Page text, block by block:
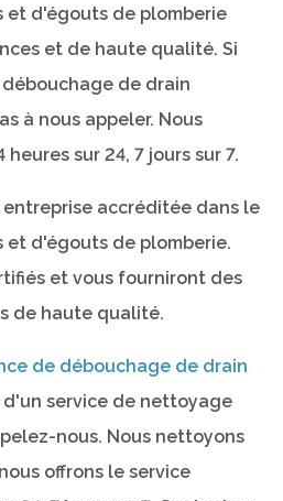
et d'égouts de plomberie
et de haute qualité. Si
de drain
à nous appeler. Nous
sur 24, 7 jours sur 7.
entreprise accréditée dans le
et d'égouts de plomberie.
et vous fourniront des
de haute qualité.
de débouchage de drain
d'un service de nettoyage
nous. Nous nettoyons
offrons le service